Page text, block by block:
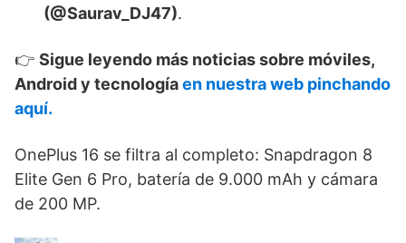
(@Saurav_DJ47).
👉 Sigue leyendo más noticias sobre móviles,
Android y tecnologíaen nuestra web pinchando
aquí.
OnePlus 16 se filtra al completo: Snapdragon 8
Elite Gen 6 Pro, batería de 9.000 mAh y cámara
de 200 MP.